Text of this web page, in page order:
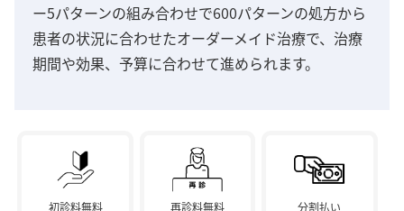
ー5パターンの組み合わせで600パターンの処方から
患者の状況に合わせたオーダーメイド治療で、治療
期間や効果、予算に合わせて進められます。
初診料無料 再診料無料 分割払い